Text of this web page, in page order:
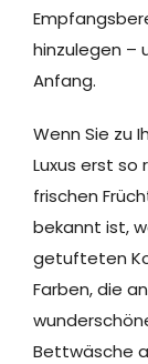
hinzulegen –
Anfang.
Wenn Sie zu
Luxus erst so
frischen
bekannt ist,
getufteten
Farben, die
Bettwäsche